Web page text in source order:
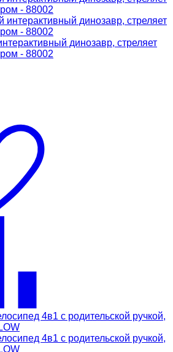
динозавр, стреляет
- 88002